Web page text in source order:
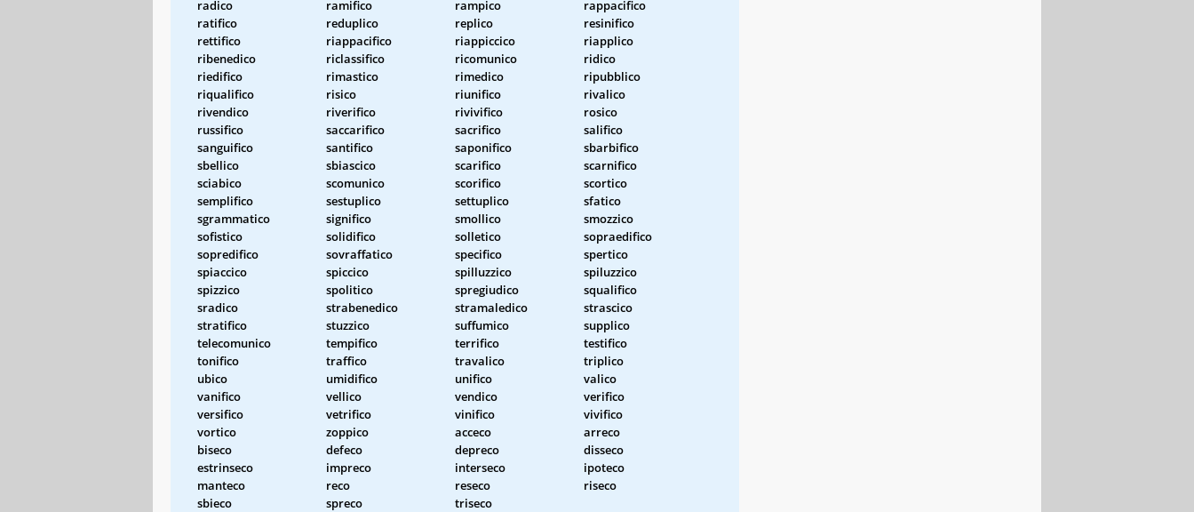
radico
ramifico rampico
rappacifico
ratifico
reduplico replico
resinifico
rettifico
riappacifico riappiccico
riapplico
ribenedico
riclassifico ricomunico
ridico
riedifico
rimastico rimedico
ripubblico
riqualifico
risico riunifico
rivalico
rivendico
riverifico rivivifico
rosico
russifico
saccarifico sacrifico
salifico
sanguifico
santifico saponifico
sbarbifico
sbellico
sbiascico scarifico
scarnifico
sciabico
scomunico scorifico
scortico
semplifico
sestuplico settuplico
sfatico
sgrammatico
significo smollico
smozzico
sofistico
solidifico solletico
sopraedifico
sopredifico
sovraffatico specifico
spertico
spiaccico
spiccico spilluzzico
spiluzzico
spizzico
spolitico spregiudico
squalifico
sradico
strabenedico stramaledico
strascico
stratifico
stuzzico suffumico
supplico
telecomunico
tempifico terrifico
testifico
tonifico
traffico travalico
triplico
ubico
umidifico unifico
valico
vanifico
vellico vendico
verifico
versifico
vetrifico vinifico
vivifico
vortico
zoppico acceco
arreco
biseco
defeco depreco
disseco
estrinseco
impreco interseco
ipoteco
manteco
reco reseco
riseco
sbieco
spreco triseco